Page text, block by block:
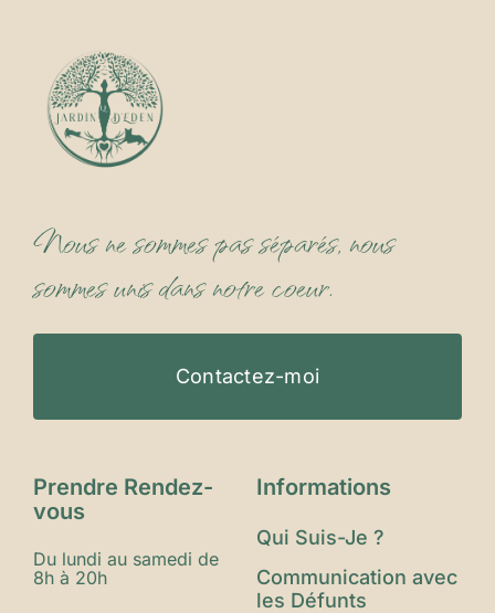
Nous ne sommes pas séparés, nous
sommes unis dans notre coeur.
Contactez-moi
Prendre Rendez-
vous
Du lundi au samedi de
8h à 20h
Informations
Qui Suis-Je ?
Communication avec
les Défunts